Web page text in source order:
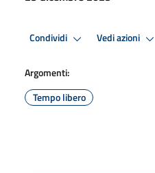
Condividi Vedi azioni
Argomenti:
Tempo libero